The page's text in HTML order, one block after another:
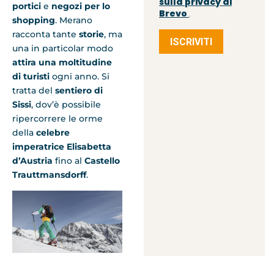
portici e negozi per lo
shopping. Merano
racconta tante storie, ma
una in particolar modo
attira una moltitudine
di turisti ogni anno. Si
tratta del sentiero di
Sissi, dov’è possibile
ripercorrere le orme
della celebre
imperatrice Elisabetta
d’Austria fino al Castello
Trauttmansdorff.
Brevo .
ISCRIVITI